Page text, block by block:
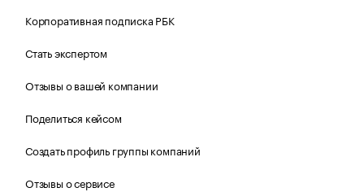
Корпоративная подписка РБК
Стать экспертом
Отзывы о вашей компании
Поделиться кейсом
Создать профиль группы компаний
Отзывы о сервисе